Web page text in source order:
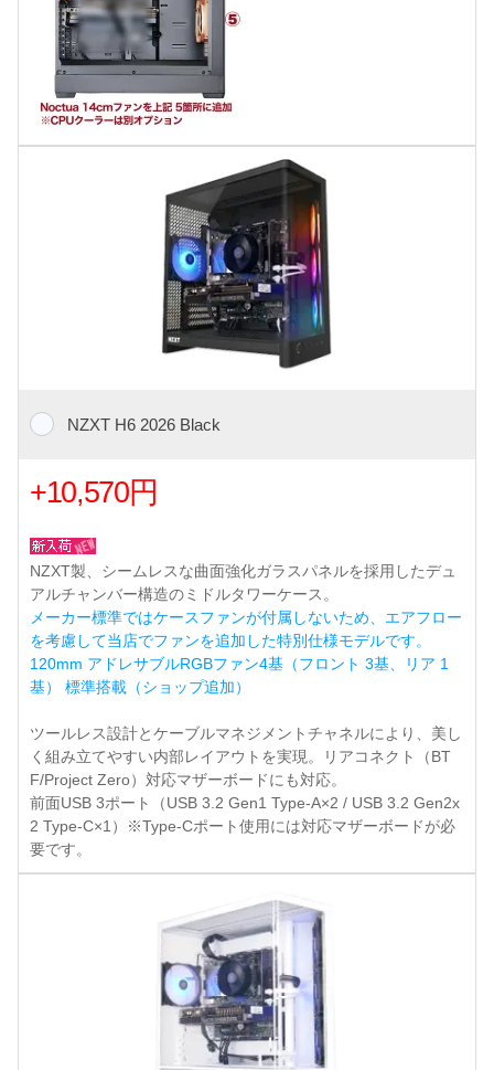
NZXT H6 2026 Black
+10,570円
NZXT製、シームレスな曲面強化ガラスパネルを採用したデュ
アルチャンバー構造のミドルタワーケース。
メーカー標準ではケースファンが付属しないため、エアフロー
を考慮して当店でファンを追加した特別仕様モデルです。
120mm アドレサブルRGBファン4基（フロント 3基、リア 1
基） 標準搭載（ショップ追加）
ツールレス設計とケーブルマネジメントチャネルにより、美し
く組み立てやすい内部レイアウトを実現。リアコネクト（BT
F/Project Zero）対応マザーボードにも対応。
前面USB 3ポート（USB 3.2 Gen1 Type-A×2 / USB 3.2 Gen2x
2 Type-C×1）※Type-Cポート使用には対応マザーボードが必
要です。